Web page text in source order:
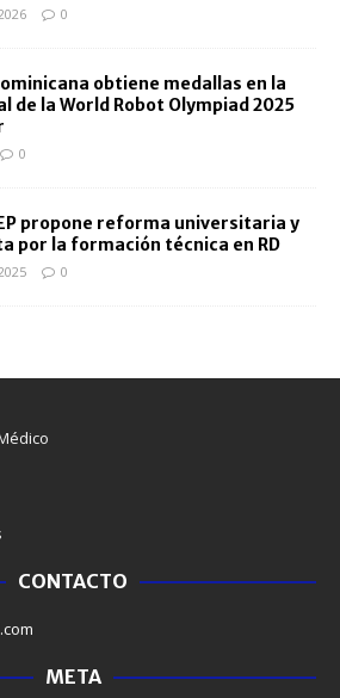
0
obtiene medallas en la
de la World Robot Olympiad 2025
0
propone reforma universitaria y
por la formación técnica en RD
0
CONTACTO
META